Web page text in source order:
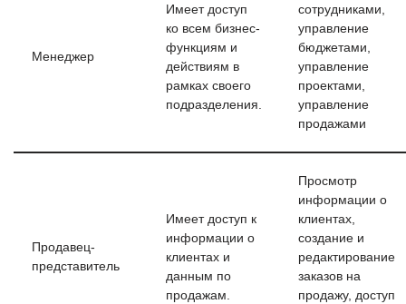
Менеджер
Имеет доступ
ко всем бизнес-
функциям и
действиям в
рамках своего
подразделения.
сотрудниками,
управление
бюджетами,
управление
проектами,
управление
продажами
Продавец-
представитель
Имеет доступ к
информации о
клиентах и
данным по
продажам.
Просмотр
информации о
клиентах,
создание и
редактирование
заказов на
продажу, доступ